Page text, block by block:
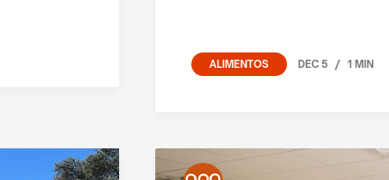
ALIMENTOS DEC 5 / 1 MIN